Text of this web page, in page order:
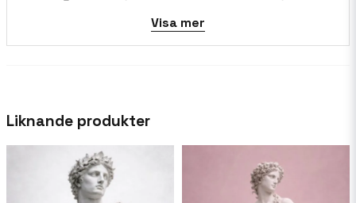
kreativa energi är kraftfull, och hon ägnar sig
helt åt sin konst. Det finns inga gränser för
att vägleda henne i hennes skapelser.
Visa mer
Liknande produkter